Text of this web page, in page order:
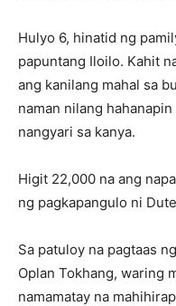
Hulyo 6, hinatid ng
papuntang Iloilo. Kahit
ang kanilang mahal sa
naman nilang
nangyari sa kanya.
Higit 22,000 na ang
ng pagkapangulo ni
Sa patuloy na pagtaas
Oplan Tokhang, waring
namamatay na